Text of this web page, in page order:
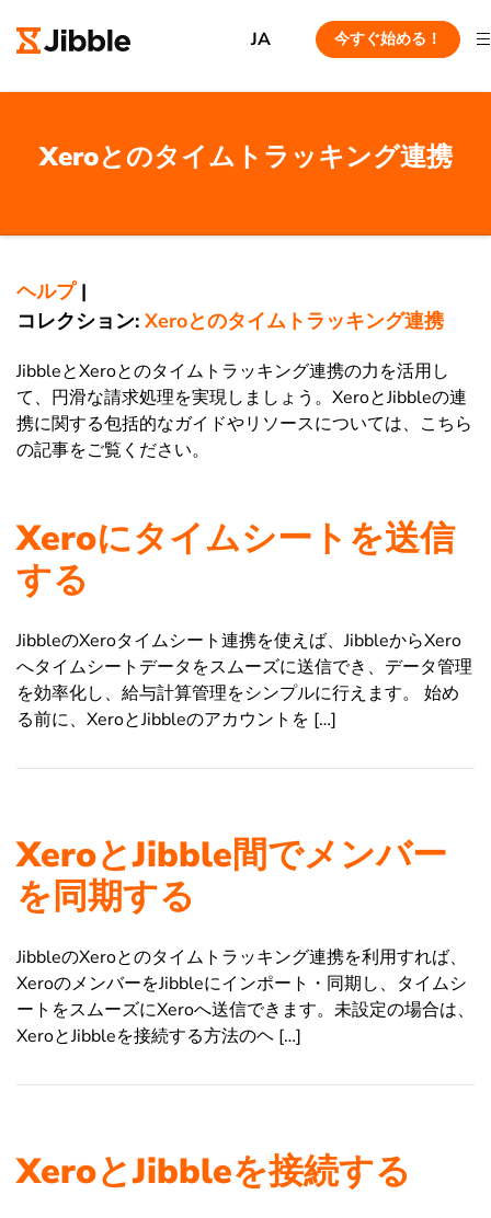
JA 今すぐ始める！
Xeroとのタイムトラッキング連携
ヘルプ|
コレクション: Xeroとのタイムトラッキング連携
JibbleとXeroとのタイムトラッキング連携の力を活用し
て、円滑な請求処理を実現しましょう。XeroとJibbleの連
携に関する包括的なガイドやリソースについては、こちら
の記事をご覧ください。
Xeroにタイムシートを送信
する
JibbleのXeroタイムシート連携を使えば、JibbleからXero
へタイムシートデータをスムーズに送信でき、データ管理
を効率化し、給与計算管理をシンプルに行えます。 始め
る前に、XeroとJibbleのアカウントを […]
XeroとJibble間でメンバー
を同期する
JibbleのXeroとのタイムトラッキング連携を利用すれば、
XeroのメンバーをJibbleにインポート・同期し、タイムシ
ートをスムーズにXeroへ送信できます。未設定の場合は、
XeroとJibbleを接続する方法のヘ […]
XeroとJibbleを接続する